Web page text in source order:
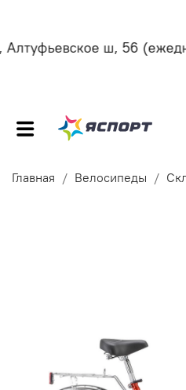
ш, 56
Главная Велосипеды